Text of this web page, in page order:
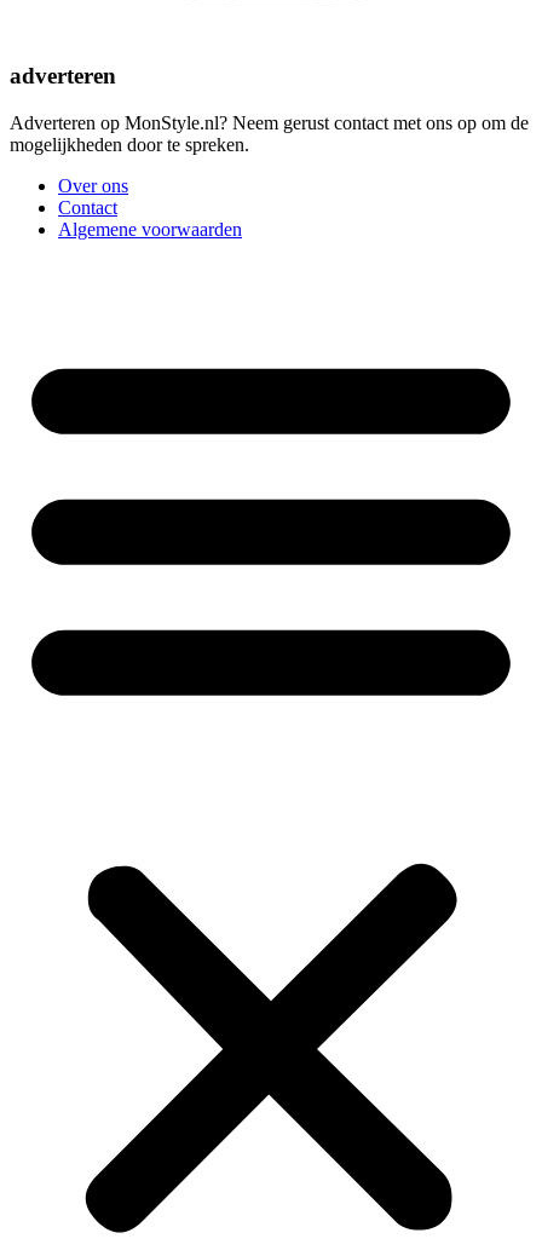
adverteren
Adverteren op MonStyle.nl? Neem gerust contact met ons op om de
mogelijkheden door te spreken.
Over ons
Contact
Algemene voorwaarden